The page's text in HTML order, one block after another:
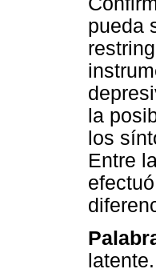
pueda
la
los
Entre
latente.